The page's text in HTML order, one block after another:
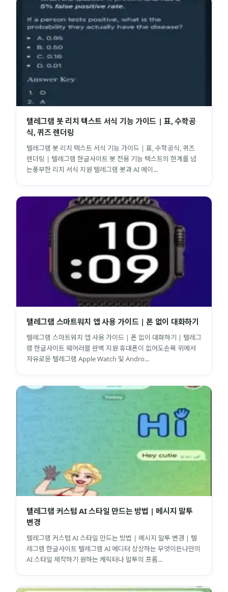
텔레그램 봇 리치 텍스트 서식 기능 가이드 | 표, 수학공
식, 퀴즈 렌더링
텔레그램 봇 리치 텍스트 서식 기능 가이드 | 표, 수학공식, 퀴즈
렌더링 | 텔레그램 한글사이트 봇 전용 기능 텍스트의 한계를 넘
는풍부한 리치 서식 지원 텔레그램 봇과 AI 에이...
텔레그램 스마트워치 앱 사용 가이드 | 폰 없이 대화하기
텔레그램 스마트워치 앱 사용 가이드 | 폰 없이 대화하기 | 텔레그
램 한글사이트 웨어러블 완벽 지원 휴대폰이 없어도손목 위에서
자유로운 텔레그램 Apple Watch 및 Andro...
텔레그램 커스텀 AI 스타일 만드는 방법 | 메시지 말투
변경
텔레그램 커스텀 AI 스타일 만드는 방법 | 메시지 말투 변경 | 텔
레그램 한글사이트 텔레그램 AI 에디터 상상하는 무엇이든나만의
AI 스타일 제작하기 원하는 캐릭터나 말투의 프롬...